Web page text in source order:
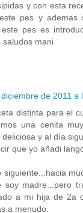
y con esta
pes y ademas
pes es
saludos mani
de 2011 a
distinta para el
una cenita
y al día
que yo añadi
siguiente...hacia
soy madre...pero
a mi hija de 2a
a menudo.